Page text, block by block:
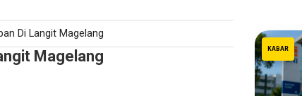
Di Langit Magelang
Magelang KABAR